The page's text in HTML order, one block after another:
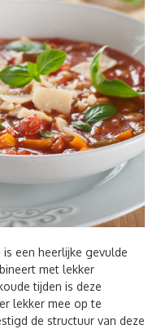
een heerlijke gevulde
met lekker
tijden is deze
lekker mee op te
de structuur van deze